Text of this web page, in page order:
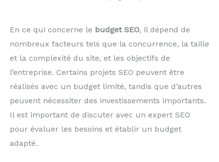
En ce qui concerne le budget SEO, il dépend de
nombreux facteurs tels que la concurrence, la taille
et la complexité du site, et les objectifs de
l’entreprise. Certains projets SEO peuvent être
réalisés avec un budget limité, tandis que d’autres
peuvent nécessiter des investissements importants.
Il est important de discuter avec un expert SEO
pour évaluer les besoins et établir un budget
adapté.